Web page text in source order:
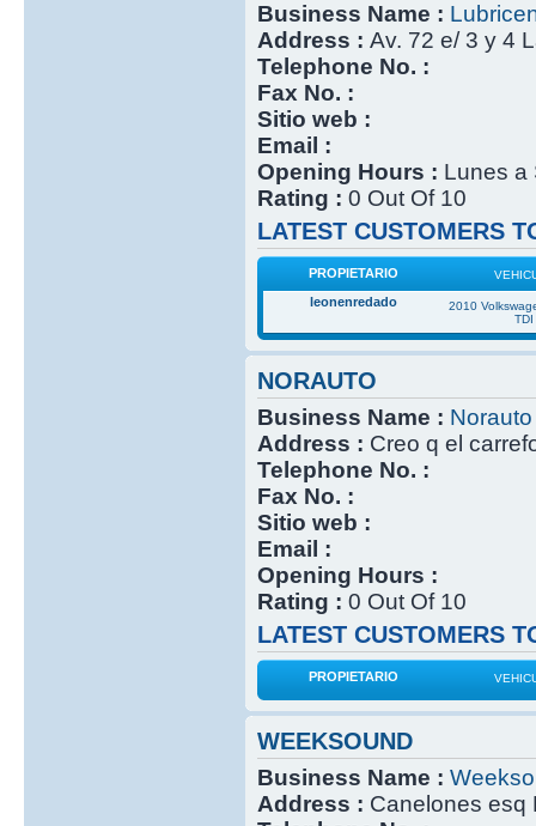
Business Name :
Address : Av. 72 e/ 3 y 4
Telephone No. :
Fax No. :
Sitio web :
Email :
Opening Hours : Lunes a
Rating : 0 Out Of 10
LATEST CUSTOMERS
PROPIETARIO
leonenredado
2010
TDI
NORAUTO
Business Name : Norauto
Address : Creo q el
Telephone No. :
Fax No. :
Sitio web :
Email :
Opening Hours :
Rating : 0 Out Of 10
LATEST CUSTOMERS
PROPIETARIO
WEEKSOUND
Business Name :
Address : Canelones esq